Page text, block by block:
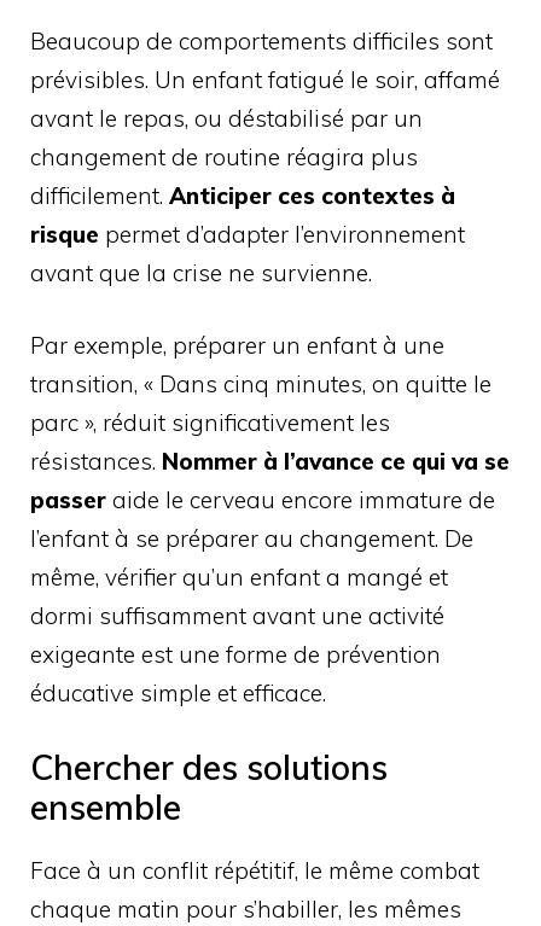
Beaucoup de comportements difficiles sont
prévisibles. Un enfant fatigué le soir, affamé
avant le repas, ou déstabilisé par un
changement de routine réagira plus
difficilement. Anticiper ces contextes à
risque permet d’adapter l’environnement
avant que la crise ne survienne.
Par exemple, préparer un enfant à une
transition, « Dans cinq minutes, on quitte le
parc », réduit significativement les
résistances. Nommer à l’avance ce qui va se
passer aide le cerveau encore immature de
l’enfant à se préparer au changement. De
même, vérifier qu’un enfant a mangé et
dormi suffisamment avant une activité
exigeante est une forme de prévention
éducative simple et efficace.
Chercher des solutions
ensemble
Face à un conflit répétitif, le même combat
chaque matin pour s’habiller, les mêmes